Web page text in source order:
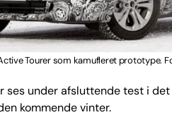
Tourer som kamufleret prototype.
ses under afsluttende test i
kommende vinter.